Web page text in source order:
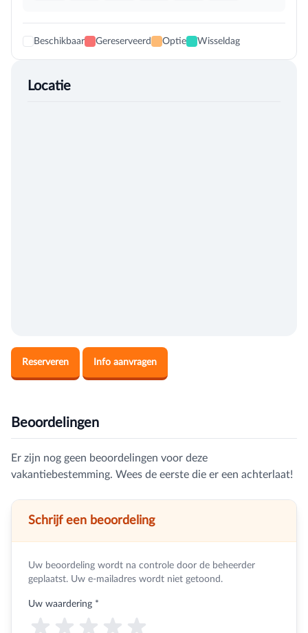
Beschikbaar Gereserveerd Optie Wisseldag
Locatie
Reserveren Info aanvragen
Beoordelingen
Er zijn nog geen beoordelingen voor deze
vakantiebestemming. Wees de eerste die er een achterlaat!
Schrijf een beoordeling
Uw beoordeling wordt na controle door de beheerder
geplaatst. Uw e-mailadres wordt niet getoond.
Uw waardering *